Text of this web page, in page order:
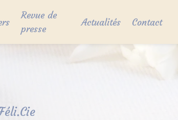
Revue de
presse
Actualités Contact